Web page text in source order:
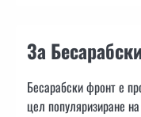
За
Бесарабски фронт е
цел популяризиране